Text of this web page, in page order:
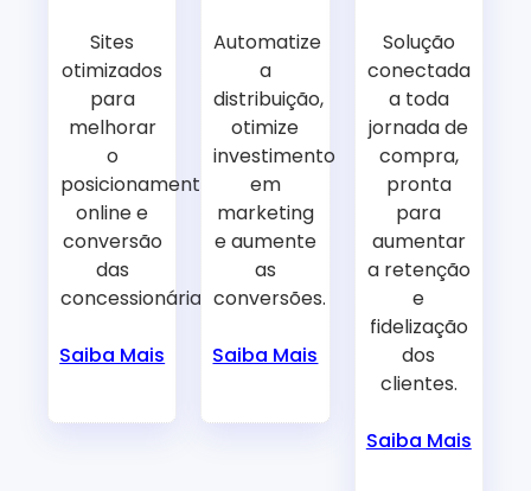
Sites
otimizados
para
melhorar
o
posicionamento
online e
conversão
das
concessionárias.
Saiba Mais
Automatize
a
distribuição,
otimize
investimento
em
marketing
e aumente
as
conversões.
Saiba Mais
Solução
conectada
a toda
jornada de
compra,
pronta
para
aumentar
a retenção
e
fidelização
dos
clientes.
Saiba Mais